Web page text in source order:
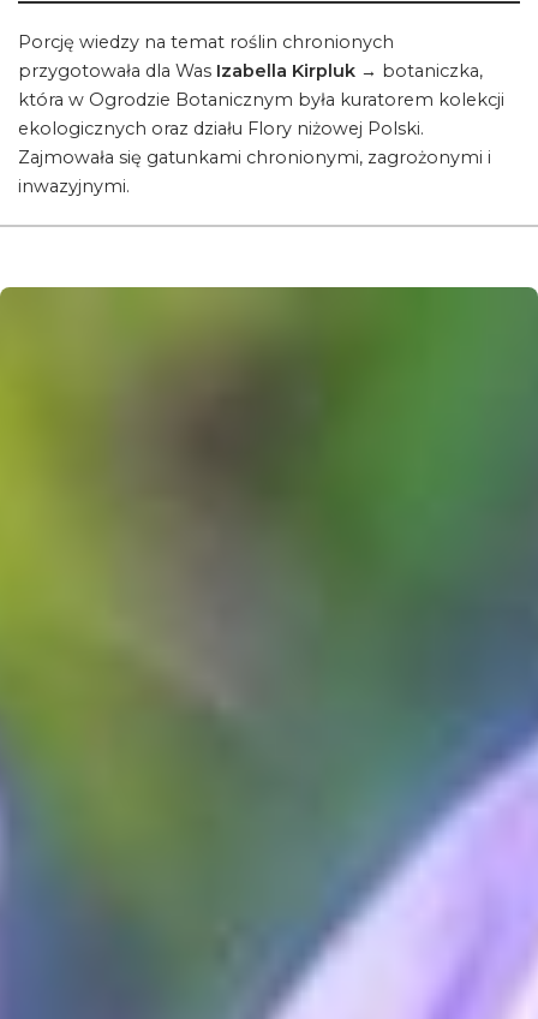
Porcję wiedzy na temat roślin chronionych
przygotowała dla Was Izabella Kirpluk → botaniczka,
która w Ogrodzie Botanicznym była kuratorem kolekcji
ekologicznych oraz działu Flory niżowej Polski.
Zajmowała się gatunkami chronionymi, zagrożonymi i
inwazyjnymi.